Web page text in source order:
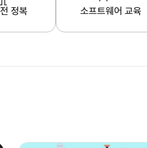
정복 소프트웨어 교육